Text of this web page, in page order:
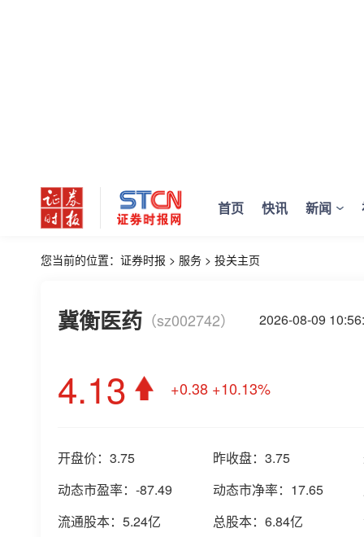
首页 快讯 新闻
您当前的位置： 证券时报 > 服务 > 投关主页
冀衡医药 （sz002742） 2026-08-09
4.13 +0.38 +10.13%
开盘价： 3.75 昨收盘： 3.75
动态市盈率： -87.49 动态市净率： 17.65
流通股本： 5.24亿 总股本： 6.84亿